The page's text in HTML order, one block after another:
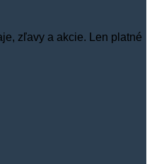
zľavy a akcie. Len platné